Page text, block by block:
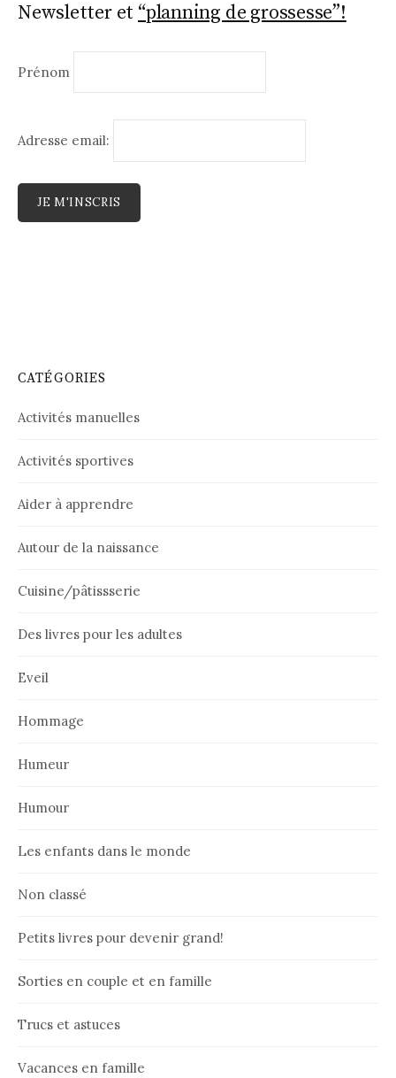
Newsletter et “planning de grossesse”!
Prénom
Adresse email:
CATÉGORIES
Activités manuelles
Activités sportives
Aider à apprendre
Autour de la naissance
Cuisine/pâtissserie
Des livres pour les adultes
Eveil
Hommage
Humeur
Humour
Les enfants dans le monde
Non classé
Petits livres pour devenir grand!
Sorties en couple et en famille
Trucs et astuces
Vacances en famille